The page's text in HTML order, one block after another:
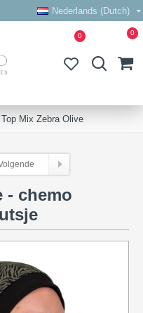
Nederlands (Dutch)
0 0
Top Mix Zebra Olive
- chemo